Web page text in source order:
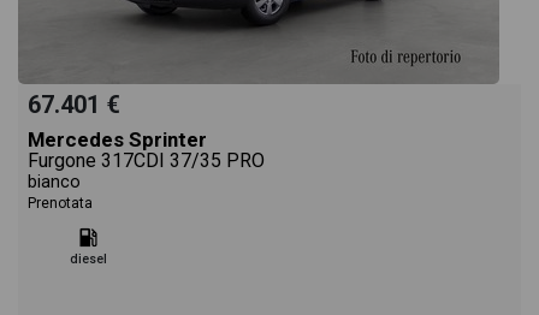
67.401 €
Mercedes Sprinter
Furgone 317CDI 37/35 PRO
bianco
Prenotata
diesel